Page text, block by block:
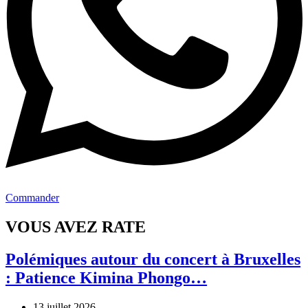
Commander
VOUS AVEZ RATE
Polémiques autour du concert à Bruxelles
: Patience Kimina Phongo…